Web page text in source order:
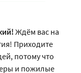
Ждём вас на
Приходите
потому что
и пожилые